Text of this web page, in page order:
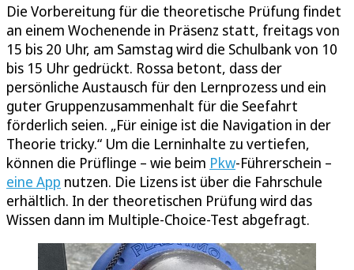
Die Vorbereitung für die theoretische Prüfung findet
an einem Wochenende in Präsenz statt, freitags von
15 bis 20 Uhr, am Samstag wird die Schulbank von 10
bis 15 Uhr gedrückt. Rossa betont, dass der
persönliche Austausch für den Lernprozess und ein
guter Gruppenzusammenhalt für die Seefahrt
förderlich seien. „Für einige ist die Navigation in der
Theorie tricky.“ Um die Lerninhalte zu vertiefen,
können die Prüflinge – wie beim Pkw-Führerschein –
eine App nutzen. Die Lizens ist über die Fahrschule
erhältlich. In der theoretischen Prüfung wird das
Wissen dann im Multiple-Choice-Test abgefragt.